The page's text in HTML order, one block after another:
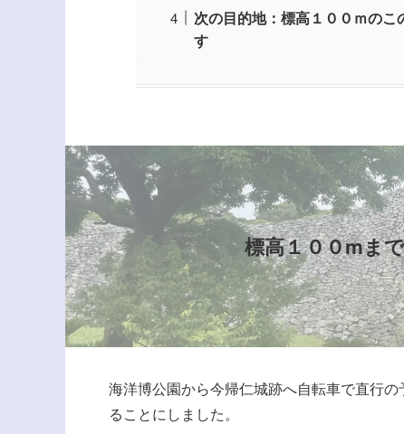
次の目的地：標高１００ｍの
す
標高１００mま
海洋博公園から今帰仁城跡へ自転車で直行
ることにしました。